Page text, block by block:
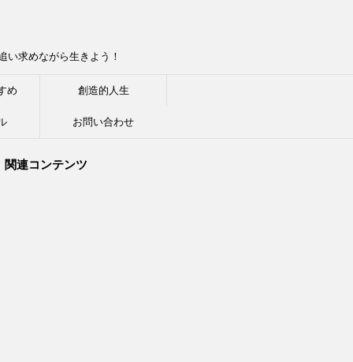
求めながら生きよう！
め 創造的人生
お問い合わせ
関連コンテンツ